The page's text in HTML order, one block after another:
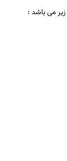
می باشد :